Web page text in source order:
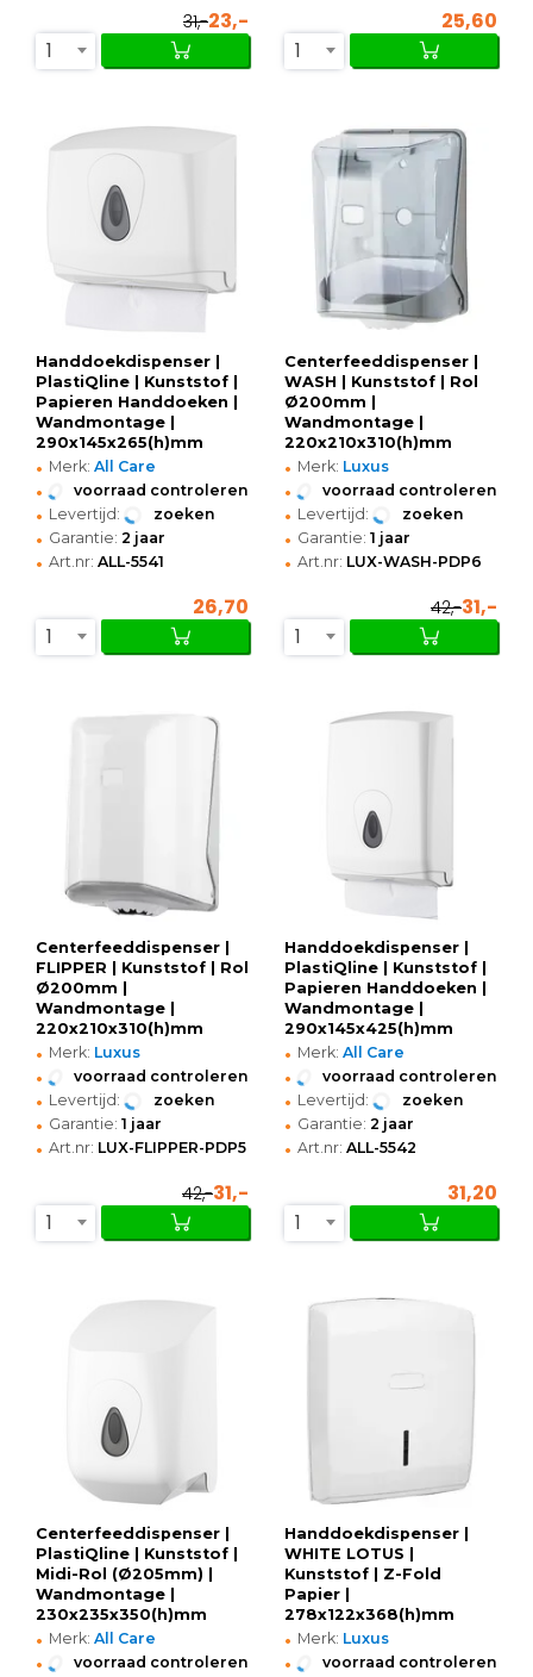
31,-23,-
1
25,60
1
Handdoekdispenser |
PlastiQline | Kunststof |
Papieren Handdoeken |
Wandmontage |
290x145x265(h)mm
• Merk: All Care
• voorraad controleren
• Levertijd: zoeken
• Garantie: 2 jaar
• Art.nr: ALL-5541
26,70
1
Centerfeeddispenser |
WASH | Kunststof | Rol
Ø200mm |
Wandmontage |
220x210x310(h)mm
• Merk: Luxus
• voorraad controleren
• Levertijd: zoeken
• Garantie: 1 jaar
• Art.nr: LUX-WASH-PDP6
42,-31,-
1
Centerfeeddispenser |
FLIPPER | Kunststof | Rol
Ø200mm |
Wandmontage |
220x210x310(h)mm
• Merk: Luxus
• voorraad controleren
• Levertijd: zoeken
• Garantie: 1 jaar
• Art.nr: LUX-FLIPPER-PDP5
42,-31,-
1
Handdoekdispenser |
PlastiQline | Kunststof |
Papieren Handdoeken |
Wandmontage |
290x145x425(h)mm
• Merk: All Care
• voorraad controleren
• Levertijd: zoeken
• Garantie: 2 jaar
• Art.nr: ALL-5542
31,20
1
Centerfeeddispenser |
PlastiQline | Kunststof |
Midi-Rol (Ø205mm) |
Wandmontage |
230x235x350(h)mm
• Merk: All Care
• voorraad controleren
Handdoekdispenser |
WHITE LOTUS |
Kunststof | Z-Fold
Papier |
278x122x368(h)mm
• Merk: Luxus
• voorraad controleren